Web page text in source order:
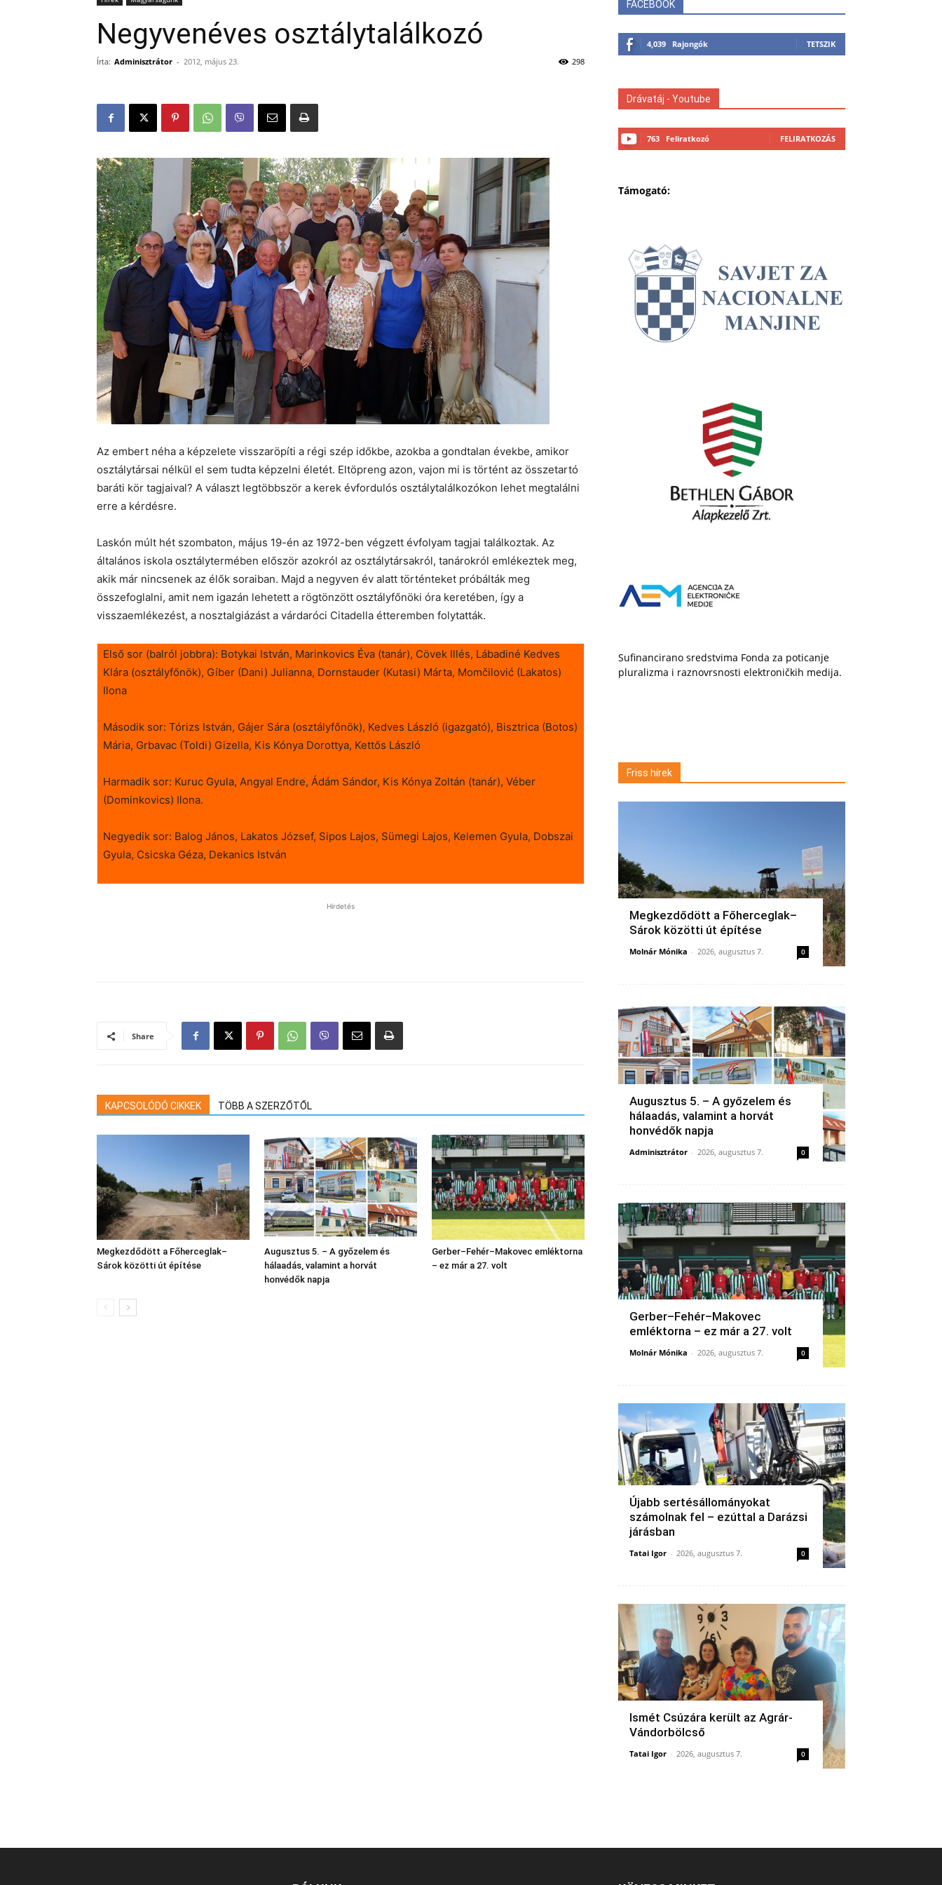
Negyvenéves osztálytalálkozó
Írta: Adminisztrátor - 2012, május 23. 298
Az embert néha a képzelete visszaröpíti a régi szép időkbe, azokba a gondtalan évekbe, amikor
osztálytársai nélkül el sem tudta képzelni életét. Eltöpreng azon, vajon mi is történt az összetartó
baráti kör tagjaival? A választ legtöbbször a kerek évfordulós osztálytalálkozókon lehet megtalálni
erre a kérdésre.
Laskón múlt hét szombaton, május 19-én az 1972-ben végzett évfolyam tagjai találkoztak. Az
általános iskola osztálytermében először azokról az osztálytársakról, tanárokról emlékeztek meg,
akik már nincsenek az élők soraiban. Majd a negyven év alatt történteket próbálták meg
összefoglalni, amit nem igazán lehetett a rögtönzött osztályfőnöki óra keretében, így a
visszaemlékezést, a nosztalgiázást a várdaróci Citadella étteremben folytatták.
Első sor (balról jobbra): Botykai István, Marinkovics Éva (tanár), Cövek Illés, Lábadiné Kedves
Klára (osztályfőnök), Gíber (Dani) Julianna, Dornstauder (Kutasi) Márta, Momčilović (Lakatos)
Ilona
Második sor: Tórizs István, Gájer Sára (osztályfőnök), Kedves László (igazgató), Bisztrica (Botos)
Mária, Grbavac (Toldi) Gizella, Kis Kónya Dorottya, Kettős László
Harmadik sor: Kuruc Gyula, Angyal Endre, Ádám Sándor, Kis Kónya Zoltán (tanár), Véber
(Dominkovics) Ilona.
Negyedik sor: Balog János, Lakatos József, Sipos Lajos, Sümegi Lajos, Kelemen Gyula, Dobszai
Gyula, Csicska Géza, Dekanics István
Hirdetés
Share
KAPCSOLÓDÓ CIKKEK TÖBB A SZERZŐTŐL
Megkezdődött a Főherceglak–
Sárok közötti út építése
Augusztus 5. – A győzelem és
hálaadás, valamint a horvát
honvédők napja
Gerber–Fehér–Makovec emléktorna
– ez már a 27. volt
FACEBOOK
4,039 Rajongók TETSZIK
Drávatáj - Youtube
763 Feliratkozó FELIRATKOZÁS
Támogató:
Sufinancirano sredstvima Fonda za poticanje
pluralizma i raznovrsnosti elektroničkih medija.
Friss hírek
Megkezdődött a Főherceglak–
Sárok közötti út építése
Molnár Mónika - 2026, augusztus 7. 0
Augusztus 5. – A győzelem és
hálaadás, valamint a horvát
honvédők napja
Adminisztrátor - 2026, augusztus 7. 0
Gerber–Fehér–Makovec
emléktorna – ez már a 27. volt
Molnár Mónika - 2026, augusztus 7. 0
Újabb sertésállományokat
számolnak fel – ezúttal a Darázsi
járásban
Tatai Igor - 2026, augusztus 7. 0
Ismét Csúzára került az Agrár-
Vándorbölcső
Tatai Igor - 2026, augusztus 7. 0